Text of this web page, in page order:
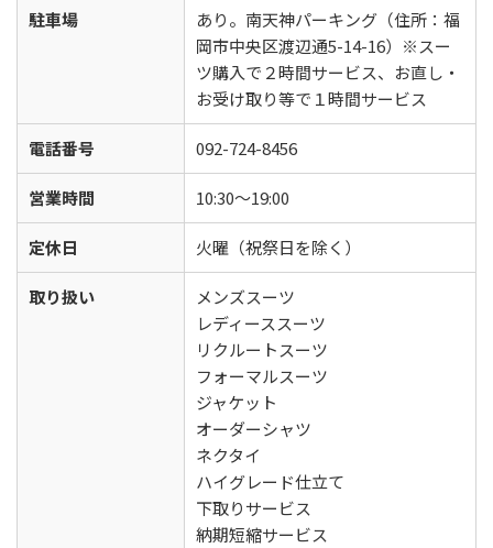
駐車場
あり。南天神パーキング（住所：福
岡市中央区渡辺通5-14-16）※スー
ツ購入で２時間サービス、お直し・
お受け取り等で１時間サービス
電話番号 092-724-8456
営業時間 10:30～19:00
定休日 火曜（祝祭日を除く）
取り扱い
メンズスーツ
レディーススーツ
リクルートスーツ
フォーマルスーツ
ジャケット
オーダーシャツ
ネクタイ
ハイグレード仕立て
下取りサービス
納期短縮サービス